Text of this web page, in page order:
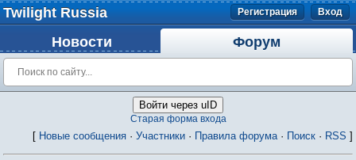
Twilight Russia Регистрация Вход
Новости Форум
Войти через uID
Старая форма входа
[ Новые сообщения · Участники · Правила форума· Поиск · RSS ]